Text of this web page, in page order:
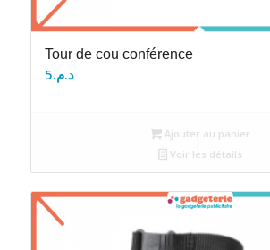
Tour de cou conférence
د.م.5
Ajouter au panier
Voir les détails